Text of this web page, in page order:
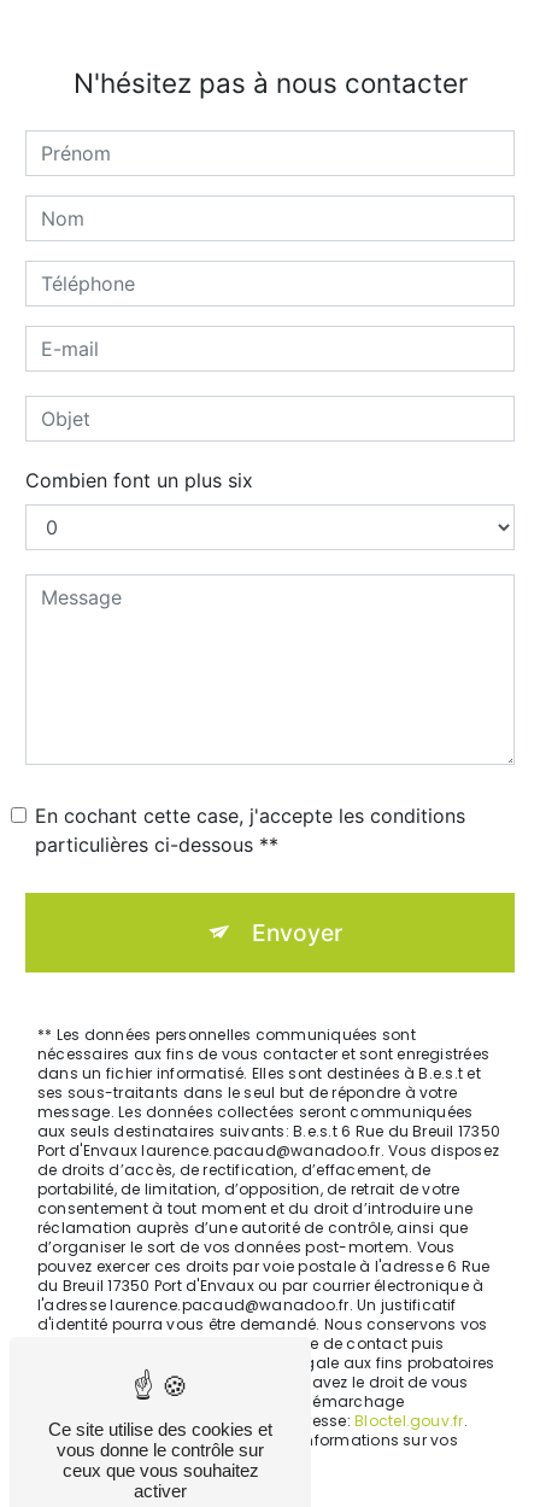
N'hésitez pas à nous contacter
Combien font un plus six
En cochant cette case, j'accepte les conditions
particulières ci-dessous **
Envoyer
** Les données personnelles communiquées sont
nécessaires aux fins de vous contacter et sont enregistrées
dans un fichier informatisé. Elles sont destinées à B.e.s.t et
ses sous-traitants dans le seul but de répondre à votre
message. Les données collectées seront communiquées
aux seuls destinataires suivants: B.e.s.t 6 Rue du Breuil 17350
Port d'Envaux laurence.pacaud@wanadoo.fr. Vous disposez
de droits d’accès, de rectification, d’effacement, de
portabilité, de limitation, d’opposition, de retrait de votre
consentement à tout moment et du droit d’introduire une
réclamation auprès d’une autorité de contrôle, ainsi que
d’organiser le sort de vos données post-mortem. Vous
pouvez exercer ces droits par voie postale à l'adresse 6 Rue
du Breuil 17350 Port d'Envaux ou par courrier électronique à
l'adresse laurence.pacaud@wanadoo.fr. Un justificatif
d'identité pourra vous être demandé. Nous conservons vos
données pendant la période de prise de contact puis
pendant la durée de prescription légale aux fins probatoires
et de gestion des contentieux. Vous avez le droit de vous
inscrire sur la liste d'opposition au démarchage
téléphonique, disponible à cette adresse:Bloctel.gouv.fr.
Consultez le site cnil.fr pour plus d’informations sur vos
droits.
Ce site utilise des cookies et
vous donne le contrôle sur
ceux que vous souhaitez
activer